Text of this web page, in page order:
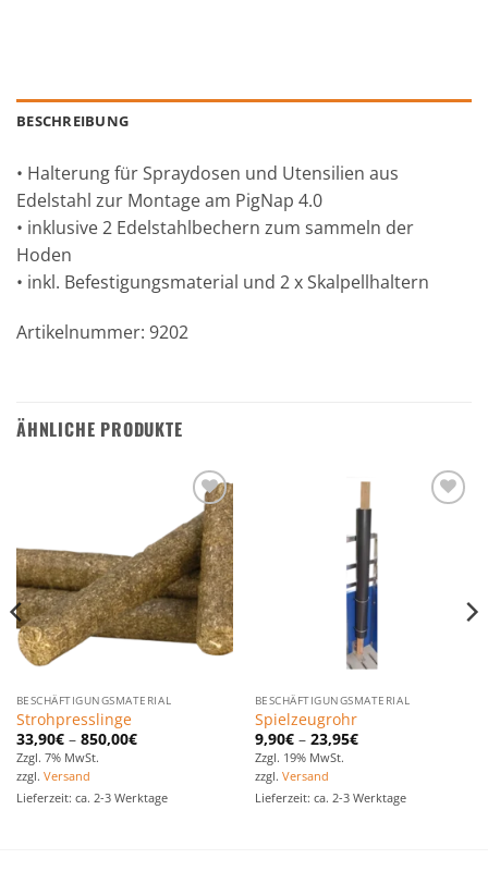
BESCHREIBUNG
• Halterung für Spraydosen und Utensilien aus
Edelstahl zur Montage am PigNap 4.0
• inklusive 2 Edelstahlbechern zum sammeln der
Hoden
• inkl. Befestigungsmaterial und 2 x Skalpellhaltern
Artikelnummer: 9202
ÄHNLICHE PRODUKTE
Zu den
Favoriten
hinzufügen
BESCHÄFTIGUNGSMATERIAL
Strohpresslinge
33,90€– 850,00€
Zzgl. 7% MwSt.
zzgl. Versand
Lieferzeit: ca. 2-3 Werktage
BESCHÄFTIGUNGSMATERIAL
Spielzeugrohr
9,90€– 23,95€
Zzgl. 19% MwSt.
zzgl. Versand
Lieferzeit: ca. 2-3 Werktage